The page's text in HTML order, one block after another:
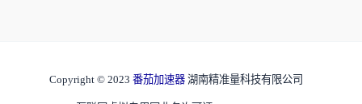
Copyright © 2023 番茄加速器 湖南精准量科技有限公司